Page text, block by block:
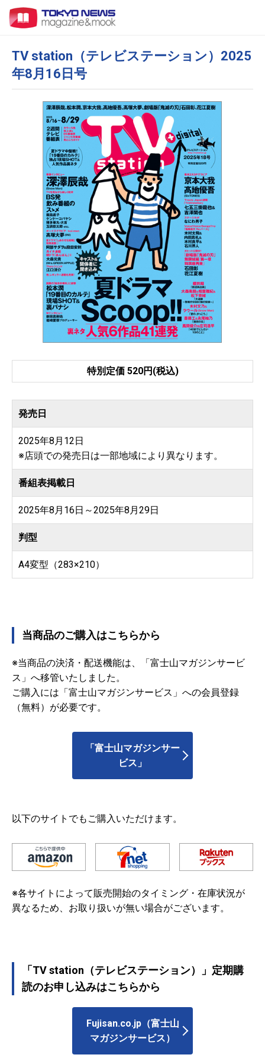
TV station（テレビステーション）2025
年8月16日号
特別定価 520円(税込)
発売日
2025年8月12日
※店頭での発売日は一部地域により異なります。
番組表掲載日
2025年8月16日～2025年8月29日
判型
A4変型（283×210）
当商品のご購入はこちらから
※当商品の決済・配送機能は、「富士山マガジンサービ
ス」へ移管いたしました。
ご購入には「富士山マガジンサービス」への会員登録
（無料）が必要です。
「富士山マガジンサー
ビス」
以下のサイトでもご購入いただけます。
※各サイトによって販売開始のタイミング・在庫状況が
異なるため、お取り扱いが無い場合がございます。
「TV station（テレビステーション）」定期購
読のお申し込みはこちらから
Fujisan.co.jp（富士山
マガジンサービス）